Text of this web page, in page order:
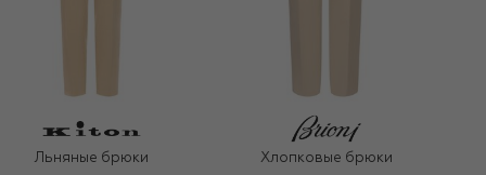
Льняные брюки
Хлопковые брюки